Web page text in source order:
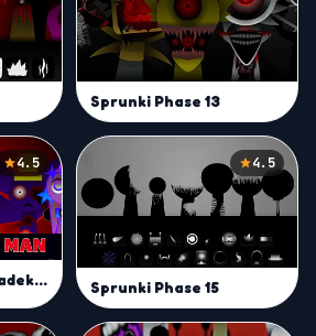
Sprunki Phase 13
4.5
Sprunki Phase 3: Padek Man
4.5
Sprunki Phase 15